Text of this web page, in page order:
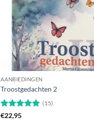
AANBIEDINGEN
Troostgedachten 2
Gewaardeerd
(15)
€22,95